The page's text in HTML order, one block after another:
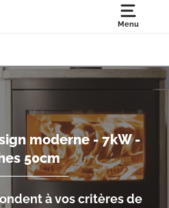
Menu
moderne - 7kW -
50cm
à vos critères de